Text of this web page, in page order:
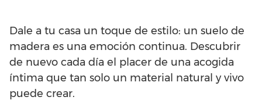
Dale a tu casa un toque de estilo: un suelo de
madera es una emoción continua. Descubrir
de nuevo cada día el placer de una acogida
íntima que tan solo un material natural y vivo
puede crear.